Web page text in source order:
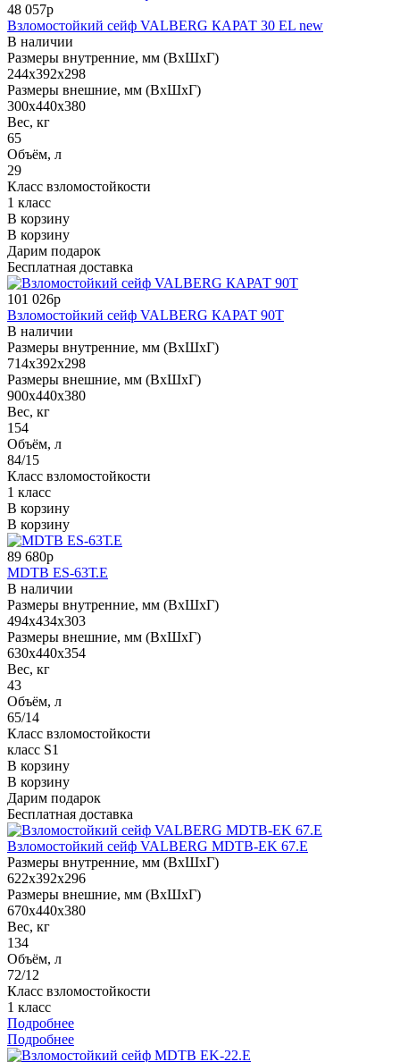
48 057р
Взломостойкий сейф VALBERG КАРАТ 30 EL new
В наличии
Размеры внутренние, мм (ВхШхГ)
244x392x298
Размеры внешние, мм (ВхШхГ)
300x440x380
Вес, кг
65
Объём, л
29
Класс взломостойкости
1 класс
В корзину
В корзину
Дарим подарок
Бесплатная доставка
101 026р
Взломостойкий сейф VALBERG КАРАТ 90T
В наличии
Размеры внутренние, мм (ВхШхГ)
714x392x298
Размеры внешние, мм (ВхШхГ)
900x440x380
Вес, кг
154
Объём, л
84/15
Класс взломостойкости
1 класс
В корзину
В корзину
89 680р
MDTB ES-63Т.Е
В наличии
Размеры внутренние, мм (ВхШхГ)
494x434x303
Размеры внешние, мм (ВхШхГ)
630x440x354
Вес, кг
43
Объём, л
65/14
Класс взломостойкости
класс S1
В корзину
В корзину
Дарим подарок
Бесплатная доставка
Взломостойкий сейф VALBERG MDTB-EK 67.E
Размеры внутренние, мм (ВхШхГ)
622x392x296
Размеры внешние, мм (ВхШхГ)
670x440x380
Вес, кг
134
Объём, л
72/12
Класс взломостойкости
1 класс
Подробнее
Подробнее